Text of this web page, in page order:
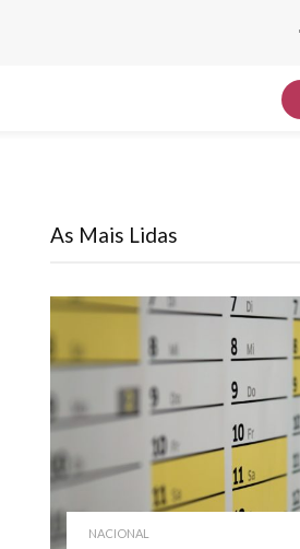
As Mais Lidas
NACIONAL